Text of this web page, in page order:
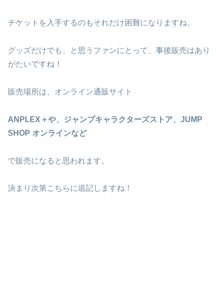
チケットを入手するのもそれだけ困難になりますね。
グッズだけでも、と思うファンにとって、事後販売はあり
がたいですね！
販売場所は、オンライン通販サイト
ANPLEX＋や、ジャンプキャラクターズストア、JUMP
SHOP オンラインなど
で販売になると思われます。
決まり次第こちらに追記しますね！